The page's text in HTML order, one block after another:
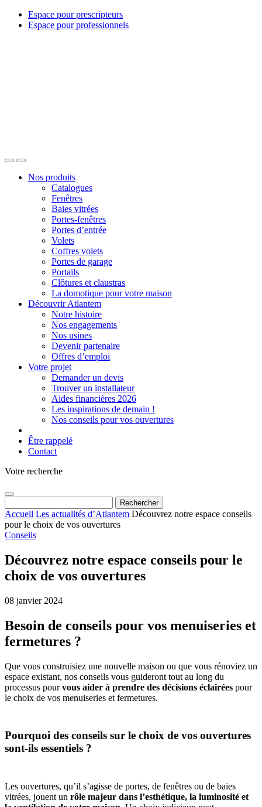
Espace pour prescripteurs
Espace pour professionnels
Nos produits
Catalogues
Fenêtres
Baies vitrées
Portes-fenêtres
Portes d’entrée
Volets
Coffres volets
Portes de garage
Portails
Clôtures et claustras
La domotique pour votre maison
Découvrir Atlantem
Notre histoire
Nos engagements
Nos usines
Devenir partenaire
Offres d’emploi
Votre projet
Demander un devis
Trouver un installateur
Aides financières 2026
Les inspirations de demain !
Nos conseils pour vos ouvertures
Être rappelé
Contact
Votre recherche
Accueil Les actualités d’Atlantem Découvrez notre espace conseils
pour le choix de vos ouvertures
Conseils
Découvrez notre espace conseils pour le
choix de vos ouvertures
08 janvier 2024
Besoin de conseils pour vos menuiseries et
fermetures ?
Que vous construisiez une nouvelle maison ou que vous rénoviez un
espace existant, nos conseils vous guideront tout au long du
processus pourvous aider à prendre des décisions éclairées pour
le choix de vos menuiseries et fermetures.
Pourquoi des conseils sur le choix de vos ouvertures
sont-ils essentiels ?
Les ouvertures, qu’il s’agisse de portes, de fenêtres ou de baies
vitrées, jouent un rôle majeur dans l’esthétique, la luminosité et